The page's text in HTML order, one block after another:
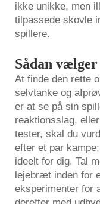
ikke unikke, men
tilpassede skovle
spillere.
Sådan
At finde den rette
selvtanke og
er at se på sin
reaktionsslag,
tester, skal du
efter et par
ideelt for dig. Tal
lejebræt inden for
eksperimenter for